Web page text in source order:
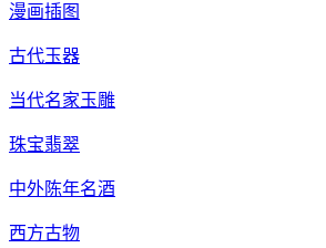
漫画插图
古代玉器
当代名家玉雕
珠宝翡翠
中外陈年名酒
西方古物